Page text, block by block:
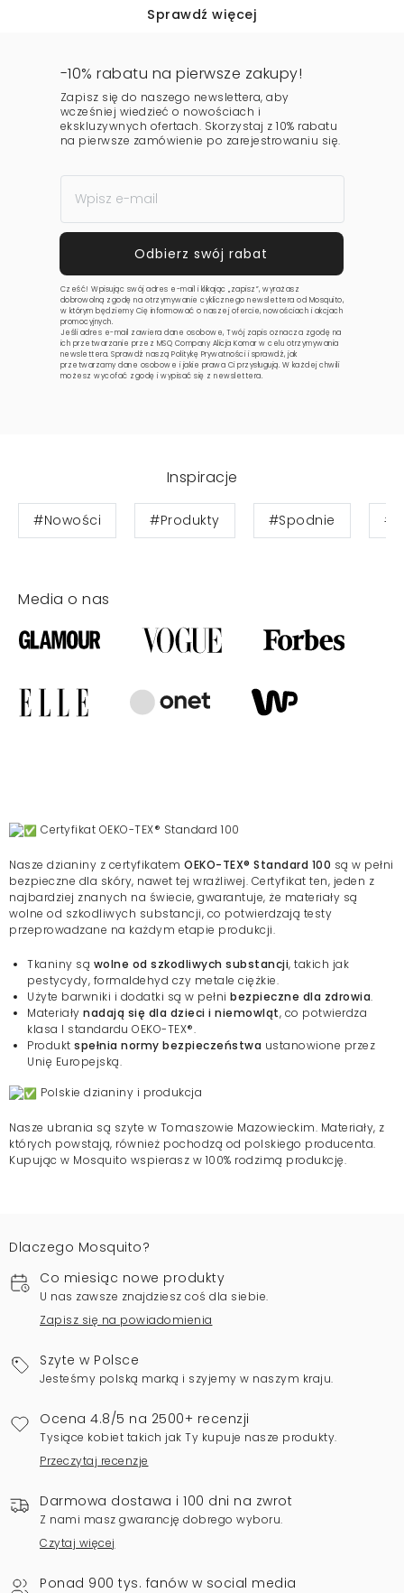
Sprawdź więcej
-10% rabatu na pierwsze zakupy!
Zapisz się do naszego newslettera, aby
wcześniej wiedzieć o nowościach i
ekskluzywnych ofertach. Skorzystaj z 10% rabatu
na pierwsze zamówienie po zarejestrowaniu się.
Cześć! Wpisując swój adres e-mail i klikając „zapisz”, wyrażasz
dobrowolną zgodę na otrzymywanie cyklicznego newslettera od Mosquito,
w którym będziemy Cię informować o naszej ofercie, nowościach i akcjach
promocyjnych.
Jeśli adres e-mail zawiera dane osobowe, Twój zapis oznacza zgodę na
ich przetwarzanie przez MSQ Company Alicja Komar w celu otrzymywania
newslettera. Sprawdź naszą Politykę Prywatnościi sprawdź, jak
przetwarzamy dane osobowe i jakie prawa Ci przysługują. W każdej chwili
możesz wycofać zgodę i wypisać się z newslettera.
Inspiracje
#Nowości #Produkty #Spodnie
Media o nas
Certyfikat OEKO-TEX® Standard 100
Nasze dzianiny z certyfikatem OEKO-TEX® Standard 100 są w pełni
bezpieczne dla skóry, nawet tej wrażliwej. Certyfikat ten, jeden z
najbardziej znanych na świecie, gwarantuje, że materiały są
wolne od szkodliwych substancji, co potwierdzają testy
przeprowadzane na każdym etapie produkcji.
Tkaniny są wolne od szkodliwych substancji, takich jak
pestycydy, formaldehyd czy metale ciężkie.
Użyte barwniki i dodatki są w pełni bezpieczne dla zdrowia.
Materiały nadają się dla dzieci i niemowląt, co potwierdza
klasa I standardu OEKO-TEX®.
Produkt spełnia normy bezpieczeństwa ustanowione przez
Unię Europejską.
Polskie dzianiny i produkcja
Nasze ubrania są szyte w Tomaszowie Mazowieckim. Materiały, z
których powstają, również pochodzą od polskiego producenta.
Kupując w Mosquito wspierasz w 100% rodzimą produkcję.
Dlaczego Mosquito?
Co miesiąc nowe produkty
U nas zawsze znajdziesz coś dla siebie.
Zapisz się na powiadomienia
Szyte w Polsce
Jesteśmy polską marką i szyjemy w naszym kraju.
Ocena 4.8/5 na 2500+ recenzji
Tysiące kobiet takich jak Ty kupuje nasze produkty.
Przeczytaj recenzje
Darmowa dostawa i 100 dni na zwrot
Z nami masz gwarancję dobrego wyboru.
Czytaj więcej
Ponad 900 tys. fanów w social media